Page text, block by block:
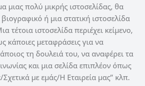
μιας πολύ μικρής ιστοσελίδας, θα
ή μια στατική ιστοσελίδα
τέτοια ιστοσελίδα περιέχει κείμενο,
κάποιες μεταφράσεις για να
τη δουλειά του, να αναφέρει τα
και μια σελίδα επιπλέον όπως
Σχετικά με εμάς/Η Εταιρεία μας” κλπ.